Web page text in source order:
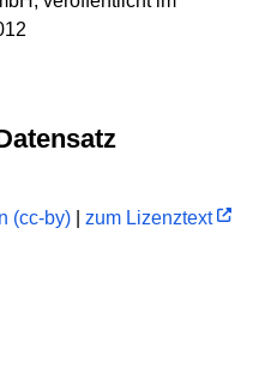
(cc-by)
zum Lizenztext